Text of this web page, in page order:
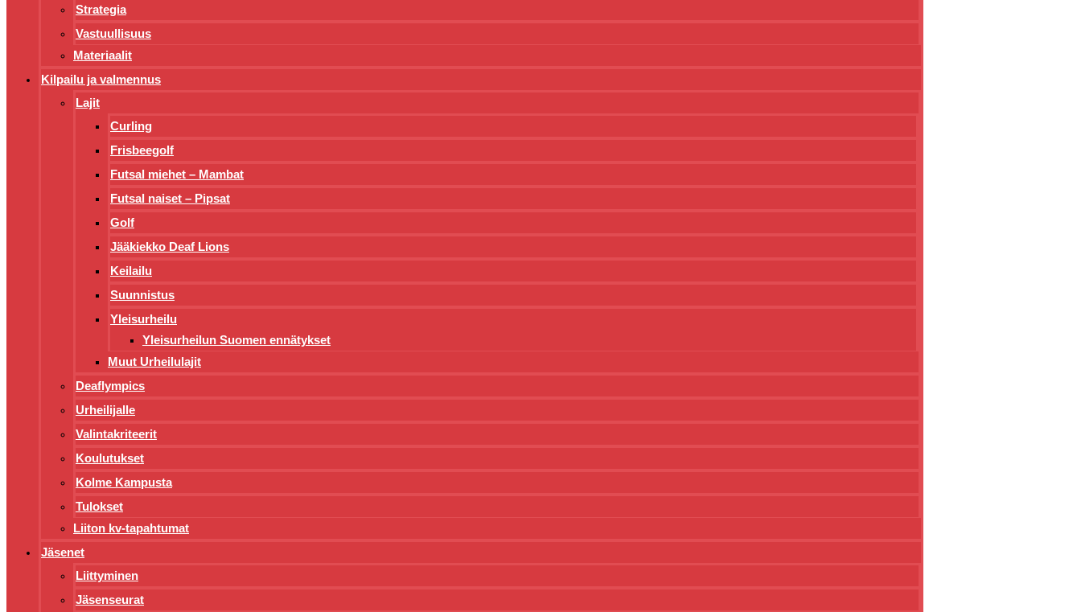
Strategia
Vastuullisuus
Materiaalit
Kilpailu ja valmennus
Lajit
Curling
Frisbeegolf
Futsal miehet – Mambat
Futsal naiset – Pipsat
Golf
Jääkiekko Deaf Lions
Keilailu
Suunnistus
Yleisurheilu
Yleisurheilun Suomen ennätykset
Muut Urheilulajit
Deaflympics
Urheilijalle
Valintakriteerit
Koulutukset
Kolme Kampusta
Tulokset
Liiton kv-tapahtumat
Jäsenet
Liittyminen
Jäsenseurat